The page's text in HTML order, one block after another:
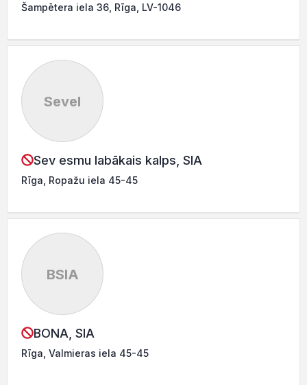
Šampētera iela 36, Rīga, LV-1046
Sevel
Sev esmu labākais kalps, SIA
Rīga, Ropažu iela 45-45
BSIA
BONA, SIA
Rīga, Valmieras iela 45-45